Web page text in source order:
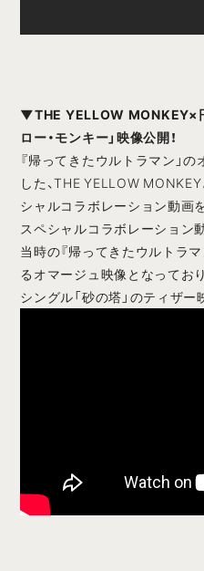
▼THE YELLOW MONKEY×
ロー・モンキー」映像公開！
『帰ってきたウルトラマン」
した、THE YELLOW
シャルコラボレーション動画
スペシャルコラボレーション
当時の『帰ってきたウルトラ
るオマージュ映像となってお
シングル「砂の塔」のティザー